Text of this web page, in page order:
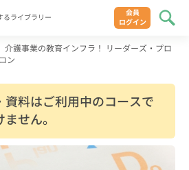
るライブラリー
会員
ログイン
介護事業の教育インフラ！ リーダーズ・プロ
ン
資料はご利用中のコースで
せん。